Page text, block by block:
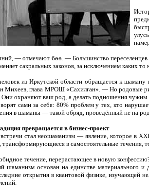
— отмечают бөө. — Большинство переселенцев
сакральных законов, за исключением каких
из Иркутской области обращается к
Михеев, глава МРОШ «Сахилган». — Но родовые
охраняют ваш род, а делать подношения чужим
сами за себя: 80% проблем у тех, кто
в шаманы — такой обряд, проведённый не на
превращается в бизнес-проект
стал неошаманизм — явление, которое в
в самостоятельные течения,
течение, перерастающее в новую
шаманизм основан на единстве материального
открытия в квантовой физике, изучающей